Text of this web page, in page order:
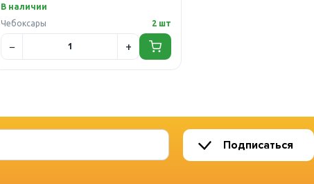
В наличии
Чебоксары
2 шт
Подписаться